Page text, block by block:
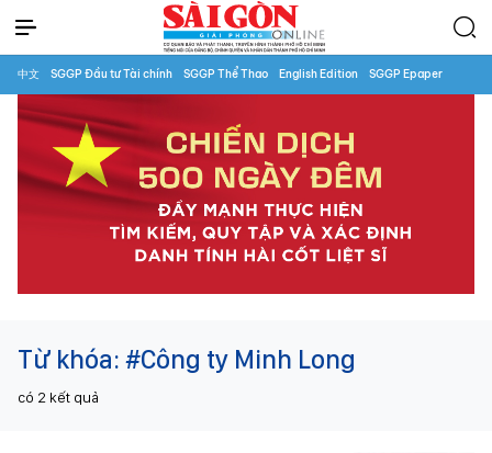
中文 SGGP Đầu tư Tài chính SGGP Thể Thao English Edition SGGP Epaper
Từ khóa: #Công ty Minh Long
có 2 kết quả